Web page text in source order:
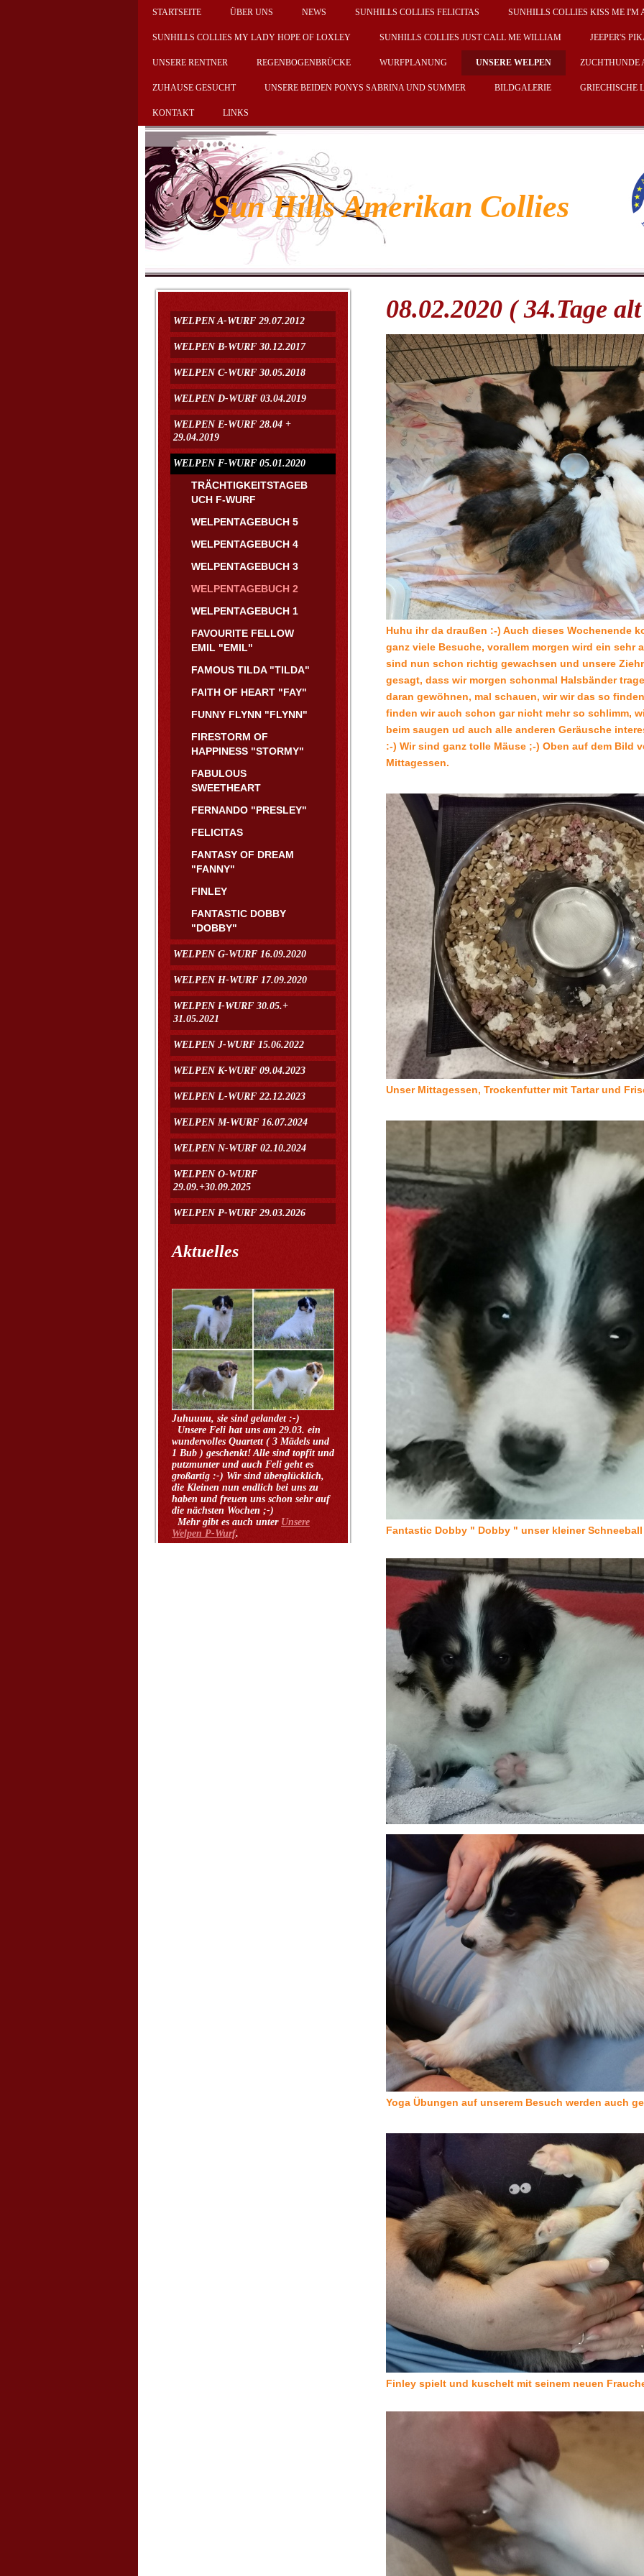
STARTSEITE ÜBER UNS NEWS SUNHILLS COLLIES FELICITAS SUNHILLS COLLIES KISS ME I'M
SUNHILLS COLLIES MY LADY HOPE OF LOXLEY SUNHILLS COLLIES JUST CALL ME WILLIAM JEEPER'S
UNSERE RENTNER REGENBOGENBRÜCKE WURFPLANUNG UNSERE WELPEN ZUCHTHUNDE
ZUHAUSE GESUCHT UNSERE BEIDEN PONYS SABRINA UND SUMMER BILDGALERIE GRIECHISCHE
KONTAKT LINKS
Sun Hills Amerikan Collies
WELPEN A-WURF 29.07.2012
WELPEN B-WURF 30.12.2017
WELPEN C-WURF 30.05.2018
WELPEN D-WURF 03.04.2019
WELPEN E-WURF 28.04 +
29.04.2019
WELPEN F-WURF 05.01.2020
TRÄCHTIGKEITSTAGEB
UCH F-WURF
WELPENTAGEBUCH 5
WELPENTAGEBUCH 4
WELPENTAGEBUCH 3
WELPENTAGEBUCH 2
WELPENTAGEBUCH 1
FAVOURITE FELLOW
EMIL "EMIL"
FAMOUS TILDA "TILDA"
FAITH OF HEART "FAY"
FUNNY FLYNN "FLYNN"
FIRESTORM OF
HAPPINESS "STORMY"
FABULOUS
SWEETHEART
FERNANDO "PRESLEY"
FELICITAS
FANTASY OF DREAM
"FANNY"
FINLEY
FANTASTIC DOBBY
"DOBBY"
WELPEN G-WURF 16.09.2020
WELPEN H-WURF 17.09.2020
WELPEN I-WURF 30.05.+
31.05.2021
WELPEN J-WURF 15.06.2022
WELPEN K-WURF 09.04.2023
WELPEN L-WURF 22.12.2023
WELPEN M-WURF 16.07.2024
WELPEN N-WURF 02.10.2024
WELPEN O-WURF
29.09.+30.09.2025
WELPEN P-WURF 29.03.2026
Aktuelles
Juhuuuu, sie sind gelandet :-)
Unsere Feli hat uns am 29.03. ein
wundervolles Quartett ( 3 Mädels und
1 Bub ) geschenkt! Alle sind topfit und
putzmunter und auch Feli geht es
großartig :-) Wir sind überglücklich,
die Kleinen nun endlich bei uns zu
haben und freuen uns schon sehr auf
die nächsten Wochen ;-)
Mehr gibt es auch unter Unsere
Welpen P-Wurf.
08.02.2020 ( 34.Tage
Huhu ihr da draußen :-) Auch dieses Wochenende
ganz viele Besuche, vorallem morgen wird ein sehr
sind nun schon richtig gewachsen und unsere
gesagt, dass wir morgen schonmal Halsbänder
daran gewöhnen, mal schauen, wir wir das so
finden wir auch schon gar nicht mehr so schlimm,
beim saugen ud auch alle anderen Geräusche
:-) Wir sind ganz tolle Mäuse ;-) Oben auf dem Bild
Mittagessen.
Unser Mittagessen, Trockenfutter mit Tartar und
Fantastic Dobby " Dobby " unser kleiner
Yoga Übungen auf unserem Besuch werden auch
Finley spielt und kuschelt mit seinem neuen